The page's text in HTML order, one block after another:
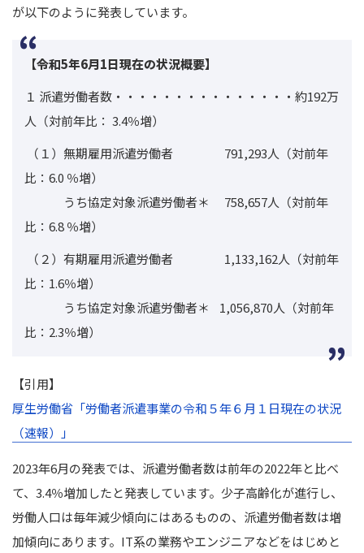
が以下のように発表しています。
【令和5年6月1日現在の状況概要】
１ 派遣労働者数・・・・・・・・・・・・・・・約192万
人 （対前年比： 3.4％増）
（１）無期雇用派遣労働者 791,293人（対前年
比：6.0 ％増）
うち協定対象派遣労働者＊ 758,657人（対前年
比：6.8 ％増）
（２）有期雇用派遣労働者 1,133,162人（対前年
比：1.6％増）
うち協定対象派遣労働者＊ 1,056,870人（対前年
比：2.3％増）
【引用】
厚生労働省「労働者派遣事業の令和５年６月１日現在の状況
（速報）」
2023年6月の発表では、派遣労働者数は前年の2022年と比べ
て、3.4％増加したと発表しています。 少子高齢化が進行し、
労働人口は毎年減少傾向にはあるものの、派遣労働者数は増
加傾向にあります。 IT系の業務やエンジニアなどをはじめと